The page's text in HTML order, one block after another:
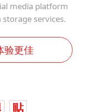
media platform
services.
验更佳